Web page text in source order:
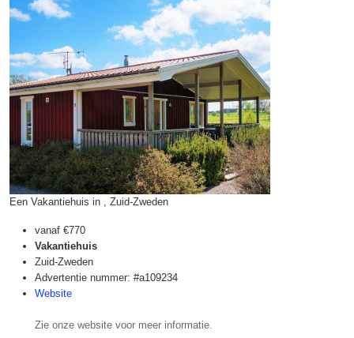
Een Vakantiehuis in , Zuid-Zweden
vanaf €770
Vakantiehuis
Zuid-Zweden
Advertentie nummer: #a109234
Website
Zie onze website voor meer informatie.